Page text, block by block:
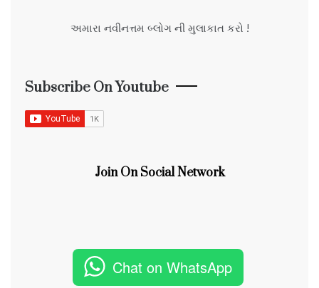
અમારા નવીનત્તમ બ્લોગ ની મુલાકાત કરો !
Subscribe On Youtube
Join On Social Network
Chat on WhatsApp